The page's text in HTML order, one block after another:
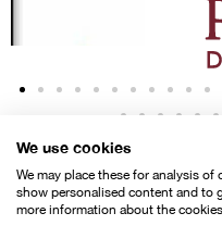
We use cookies
We may place these for analysis
show personalised content and to
more information about the